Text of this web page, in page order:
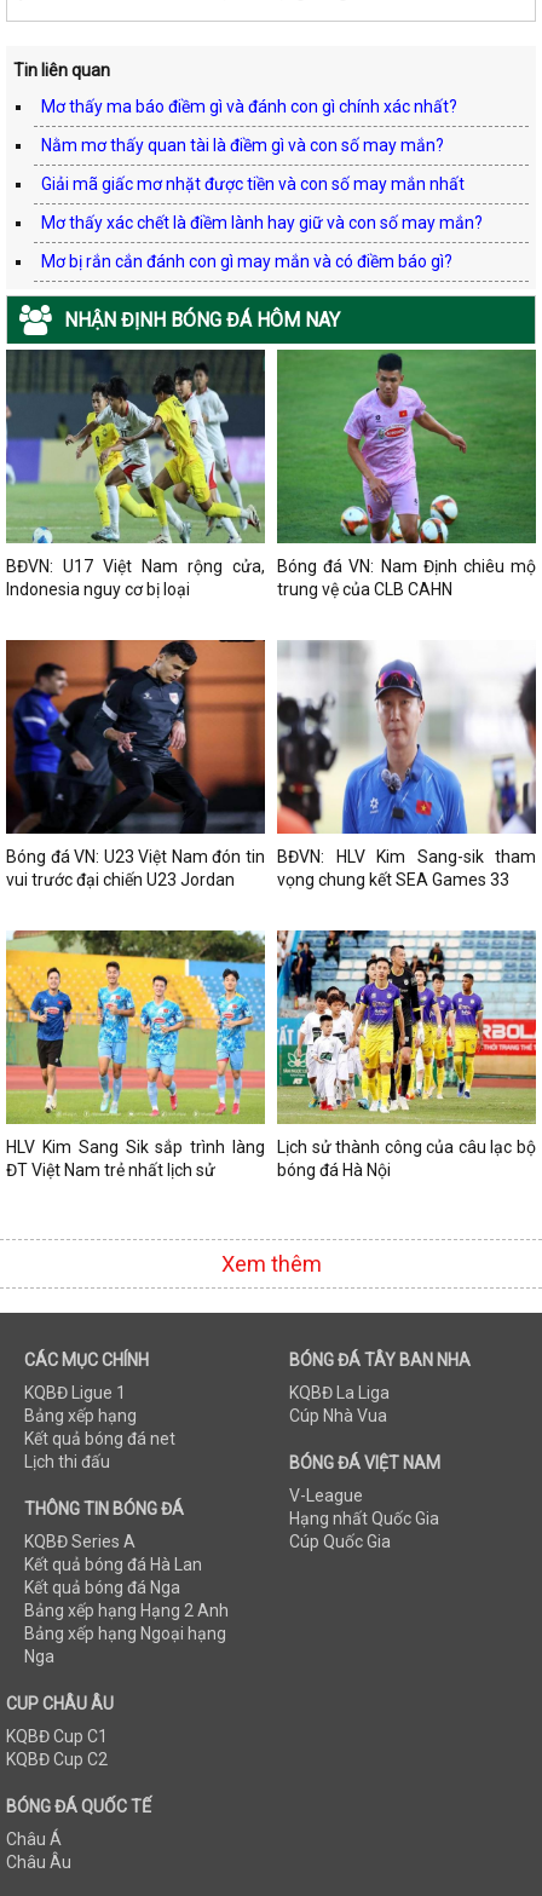
Tin liên quan
Mơ thấy ma báo điềm gì và đánh con gì chính xác nhất?
Nằm mơ thấy quan tài là điềm gì và con số may mắn?
Giải mã giấc mơ nhặt được tiền và con số may mắn nhất
Mơ thấy xác chết là điềm lành hay giữ và con số may mắn?
Mơ bị rắn cắn đánh con gì may mắn và có điềm báo gì?
NHẬN ĐỊNH BÓNG ĐÁ HÔM NAY
BĐVN: U17 Việt Nam rộng cửa,
Indonesia nguy cơ bị loại
Bóng đá VN: Nam Định chiêu mộ
trung vệ của CLB CAHN
Bóng đá VN: U23 Việt Nam đón tin
vui trước đại chiến U23 Jordan
BĐVN: HLV Kim Sang-sik tham
vọng chung kết SEA Games 33
HLV Kim Sang Sik sắp trình làng
ĐT Việt Nam trẻ nhất lịch sử
Lịch sử thành công của câu lạc bộ
bóng đá Hà Nội
Xem thêm
CÁC MỤC CHÍNH
KQBĐ Ligue 1
Bảng xếp hạng
Kết quả bóng đá net
Lịch thi đấu
THÔNG TIN BÓNG ĐÁ
KQBĐ Series A
Kết quả bóng đá Hà Lan
Kết quả bóng đá Nga
Bảng xếp hạng Hạng 2 Anh
Bảng xếp hạng Ngoại hạng
Nga
BÓNG ĐÁ TÂY BAN NHA
KQBĐ La Liga
Cúp Nhà Vua
BÓNG ĐÁ VIỆT NAM
V-League
Hạng nhất Quốc Gia
Cúp Quốc Gia
CUP CHÂU ÂU
KQBĐ Cup C1
KQBĐ Cup C2
BÓNG ĐÁ QUỐC TẾ
Châu Á
Châu Âu